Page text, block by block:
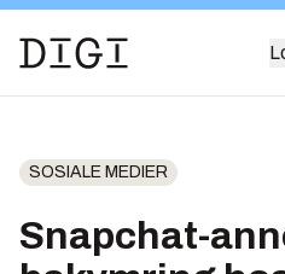
SOSIALE MEDIER
Snapchat-